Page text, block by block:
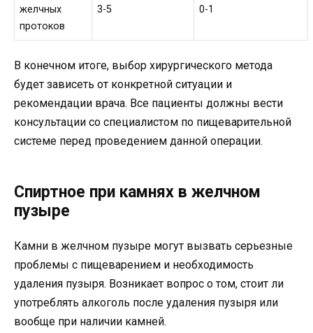
желчных
протоков
3-5 0-1
В конечном итоге, выбор хирургического метода
будет зависеть от конкретной ситуации и
рекомендации врача. Все пациенты должны вести
консультации со специалистом по пищеварительной
системе перед проведением данной операции.
Спиртное при камнях в желчном
пузыре
Камни в желчном пузыре могут вызвать серьезные
проблемы с пищеварением и необходимость
удаления пузыря. Возникает вопрос о том, стоит ли
употреблять алкоголь после удаления пузыря или
вообще при наличии камней.